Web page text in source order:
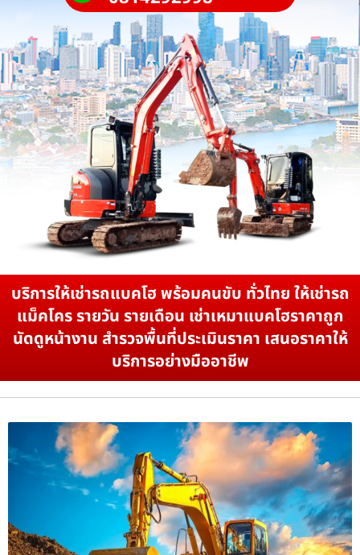
บริการให้เช่ารถแบคโฮ พร้อมคนขับ ทั่วไทย ให้เช่ารถ
แม็คโคร รายวัน รายเดือน เช่าเหมาแบคโฮราคาถูก
นัดดูหน้างาน สำรวจพื้นที่ประเมินราคา เสนอราคาให้
บริการอย่างมืออาชีพ